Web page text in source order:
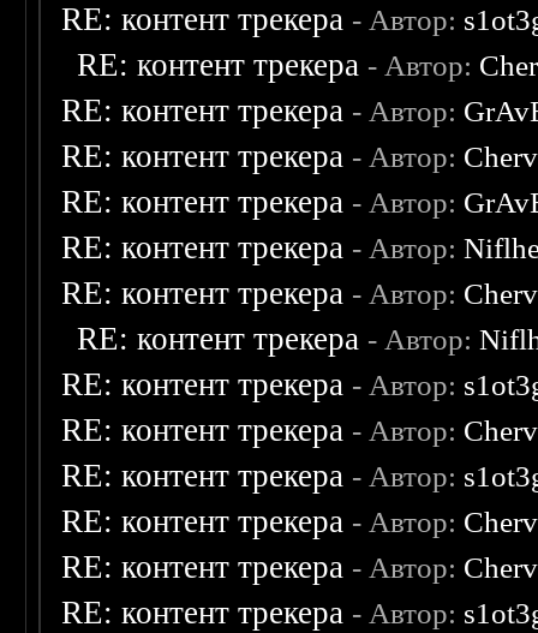
RE: контент трекера - Автор:
RE: контент трекера - Автор:
RE: контент трекера - Автор:
RE: контент трекера - Автор:
RE: контент трекера - Автор:
RE: контент трекера - Автор:
RE: контент трекера - Автор:
RE: контент трекера - Автор:
RE: контент трекера - Автор:
RE: контент трекера - Автор:
RE: контент трекера - Автор:
RE: контент трекера - Автор:
RE: контент трекера - Автор:
RE: контент трекера - Автор: